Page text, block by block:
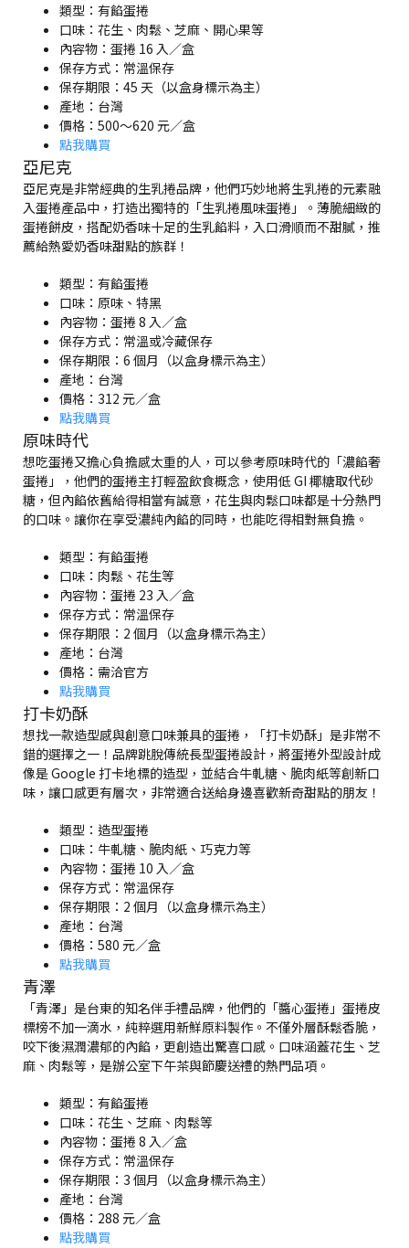
類型：有餡蛋捲
口味：花生、肉鬆、芝麻、開心果等
內容物：蛋捲 16 入／盒
保存方式：常溫保存
保存期限：45 天（以盒身標示為主）
產地：台灣
價格：500～620 元／盒
點我購買
亞尼克
亞尼克是非常經典的生乳捲品牌，他們巧妙地將生乳捲的元素融
入蛋捲產品中，打造出獨特的「生乳捲風味蛋捲」。薄脆細緻的
蛋捲餅皮，搭配奶香味十足的生乳餡料，入口滑順而不甜膩，推
薦給熱愛奶香味甜點的族群！
類型：有餡蛋捲
口味：原味、特黑
內容物：蛋捲 8 入／盒
保存方式：常溫或冷藏保存
保存期限：6 個月（以盒身標示為主）
產地：台灣
價格：312 元／盒
點我購買
原味時代
想吃蛋捲又擔心負擔感太重的人，可以參考原味時代的「濃餡奢
蛋捲」，他們的蛋捲主打輕盈飲食概念，使用低 GI 椰糖取代砂
糖，但內餡依舊給得相當有誠意，花生與肉鬆口味都是十分熱門
的口味。讓你在享受濃純內餡的同時，也能吃得相對無負擔。
類型：有餡蛋捲
口味：肉鬆、花生等
內容物：蛋捲 23 入／盒
保存方式：常溫保存
保存期限：2 個月（以盒身標示為主）
產地：台灣
價格：需洽官方
點我購買
打卡奶酥
想找一款造型感與創意口味兼具的蛋捲，「打卡奶酥」是非常不
錯的選擇之一！品牌跳脫傳統長型蛋捲設計，將蛋捲外型設計成
像是 Google 打卡地標的造型，並結合牛軋糖、脆肉紙等創新口
味，讓口感更有層次，非常適合送給身邊喜歡新奇甜點的朋友！
類型：造型蛋捲
口味：牛軋糖、脆肉紙、巧克力等
內容物：蛋捲 10 入／盒
保存方式：常溫保存
保存期限：2 個月（以盒身標示為主）
產地：台灣
價格：580 元／盒
點我購買
青澤
「青澤」是台東的知名伴手禮品牌，他們的「醬心蛋捲」蛋捲皮
標榜不加一滴水，純粹選用新鮮原料製作。不僅外層酥鬆香脆，
咬下後濕潤濃郁的內餡，更創造出驚喜口感。口味涵蓋花生、芝
麻、肉鬆等，是辦公室下午茶與節慶送禮的熱門品項。
類型：有餡蛋捲
口味：花生、芝麻、肉鬆等
內容物：蛋捲 8 入／盒
保存方式：常溫保存
保存期限：3 個月（以盒身標示為主）
產地：台灣
價格：288 元／盒
點我購買